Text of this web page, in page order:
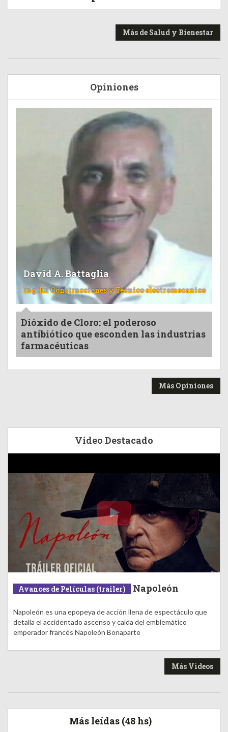
Más de Salud y Bienestar
Opiniones
David A. Battaglia
Ing. En Construcciones y Tecnico electromecanico
Dióxido de Cloro: el poderoso
antibiótico que esconden las industrias
farmacéuticas
Más Opiniones
Video Destacado
Avances de Películas (trailer) Napoleón
Napoleón es una epopeya de acción llena de espectáculo que
detalla el accidentado ascenso y caída del emblemático
emperador francés Napoleón Bonaparte
Más Videos
Más leídas (48 hs)